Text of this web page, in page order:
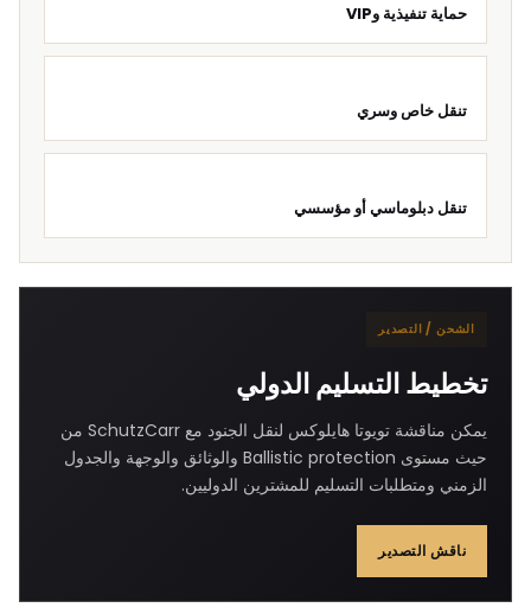
حماية تنفيذية وVIP
تنقل خاص وسري
تنقل دبلوماسي أو مؤسسي
الشحن / التصدير
تخطيط التسليم الدولي
يمكن مناقشة تويوتا هايلوكس لنقل الجنود مع SchutzCarr من
حيث مستوى Ballistic protection والوثائق والوجهة والجدول
الزمني ومتطلبات التسليم للمشترين الدوليين.
ناقش التصدير